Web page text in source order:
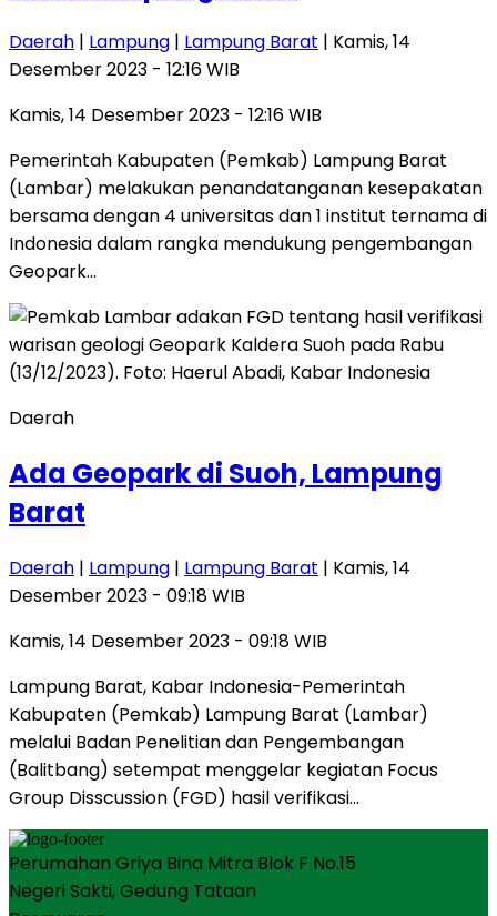
Daerah | Lampung | Lampung Barat | Kamis, 14
Desember 2023 - 12:16 WIB
Kamis, 14 Desember 2023 - 12:16 WIB
Pemerintah Kabupaten (Pemkab) Lampung Barat
(Lambar) melakukan penandatanganan kesepakatan
bersama dengan 4 universitas dan 1 institut ternama di
Indonesia dalam rangka mendukung pengembangan
Geopark…
Daerah
Ada Geopark di Suoh, Lampung
Barat
Daerah | Lampung | Lampung Barat | Kamis, 14
Desember 2023 - 09:18 WIB
Kamis, 14 Desember 2023 - 09:18 WIB
Lampung Barat, Kabar Indonesia-Pemerintah
Kabupaten (Pemkab) Lampung Barat (Lambar)
melalui Badan Penelitian dan Pengembangan
(Balitbang) setempat menggelar kegiatan Focus
Group Disscussion (FGD) hasil verifikasi…
Perumahan Griya Bina Mitra Blok F No.15
Negeri Sakti, Gedung Tataan